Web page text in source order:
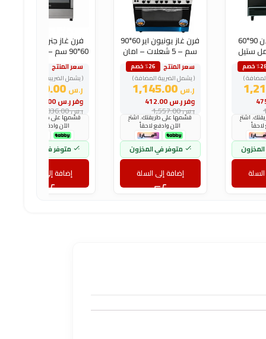
فرن غاز رسلان 90*60
ستيل
خصم
)
اشترِ
فرن غاز يونيون اير 60*90
سم – 5 شعلات – امان
كاملسعر المنتج
٪26 خصم
( يشمل الضريبة المضافة )
ر.س1,145.00
وفرر.س412.00
ر.س1,557.00
قسّمها على طريقتك. اشترِ
الآن وادفع لاحقاً
متوفر في المخزون
إضافة إلى السلة
فرن غاز جنرال سوبريم
تركيسعر المنتج
( يشمل الضريبة المضافة )
ر.س2,040.00
وفرر.س796.00
ر.س2,836.00
قسّمها على طريقتك. اشترِ
الآن وادفع لاحقاً
متوفر في المخزون
إضافة إلى السلة